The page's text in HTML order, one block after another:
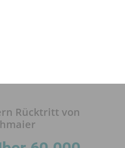
Rücktritt von